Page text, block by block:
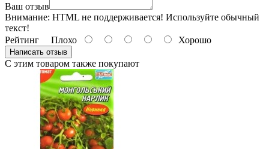
Ваш отзыв
Внимание: HTML не поддерживается! Используйте обычный
текст!
Рейтинг Плохо Хорошо
Написать отзыв
С этим товаром также покупают